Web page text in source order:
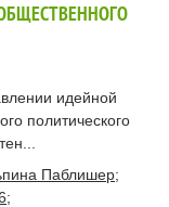
идейной
политического
Паблишер;